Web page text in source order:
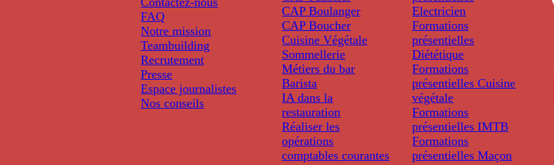
FAQ
Notre mission
Teambuilding
Recrutement
Presse
Espace journalistes
Nos conseils
CAP Boulanger
CAP Boucher
Cuisine Végétale
Sommellerie
Métiers du bar
Barista
IA dans la
restauration
Réaliser les
opérations
comptables courantes
Electricien
Formations
présentielles
Diététique
Formations
présentielles Cuisine
végétale
Formations
présentielles IMTB
Formations
présentielles Maçon